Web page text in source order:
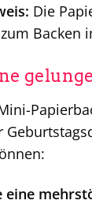
Die
Backen
eine